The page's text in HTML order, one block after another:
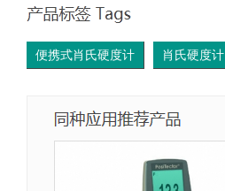
便携式肖氏硬度计 肖氏硬度计